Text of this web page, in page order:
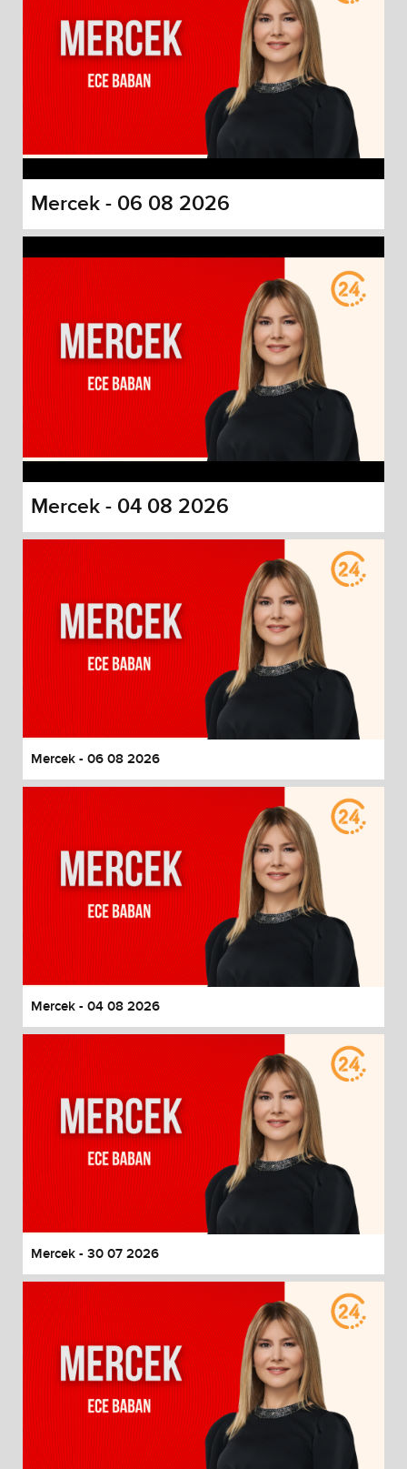
Mercek - 06 08 2026
Mercek - 04 08 2026
Mercek - 06 08 2026
Mercek - 04 08 2026
Mercek - 30 07 2026